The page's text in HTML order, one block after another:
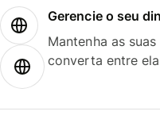
Gerencie o seu
Mantenha as
converta entre